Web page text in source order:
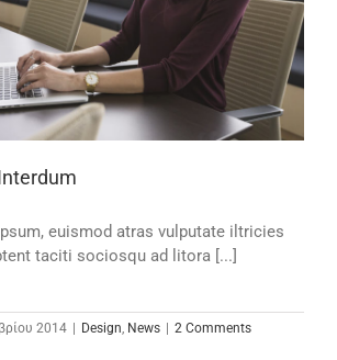
euismod atras vulputate iltricies
taciti sociosqu ad litora [...]
2014 | Design News | 2 Comments